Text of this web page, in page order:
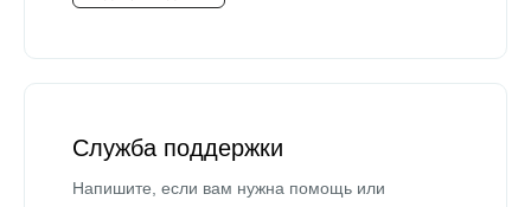
Служба поддержки
Напишите, если вам нужна помощь или